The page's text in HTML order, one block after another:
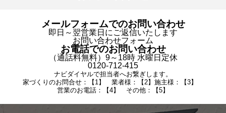
メールフォームでのお問い合わせ
即日～翌営業日にご返信いたします
お問い合わせフォーム
お電話でのお問い合わせ
（通話料無料）9～18時 水曜日定休
0120-712-415
ナビダイヤルで担当者へお繋ぎします。
家づくりのお問合せ：【1】 業者様：【2】施主様：【3】
営業のお電話：【4】 その他：【5】